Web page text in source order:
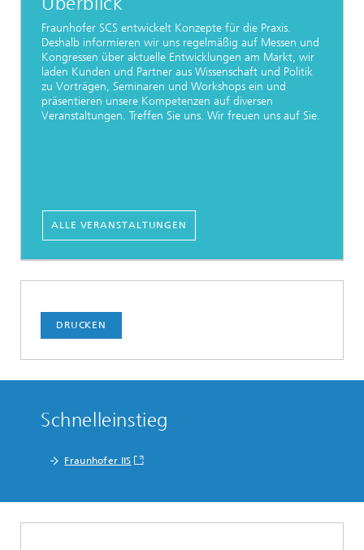
Fraunhofer SCS entwickelt Konzepte für die Praxis.
Deshalb informieren wir uns regelmäßig auf Messen und
Kongressen über aktuelle Entwicklungen am Markt, wir
laden Kunden und Partner aus Wissenschaft und Politik
zu Vorträgen, Seminaren und Workshops ein und
präsentieren unsere Kompetenzen auf diversen
Veranstaltungen. Treffen Sie uns. Wir freuen uns auf Sie.
ALLE VERANSTALTUNGEN
DRUCKEN
Schnelleinstieg
Fraunhofer IIS